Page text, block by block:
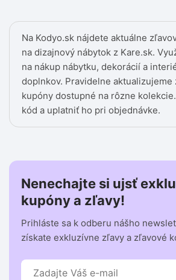
Na Kodyo.sk nájdete aktuálne
na dizajnový nábytok z Kare.sk.
na nákup nábytku, dekorácií a
doplnkov. Pravidelne aktualizujeme
kupóny dostupné na rôzne
kód a uplatniť ho pri objednávke.
Nenechajte si ujsť
kupóny a zľavy!
Prihláste sa k odberu nášho
získate exkluzívne zľavy a zľavové